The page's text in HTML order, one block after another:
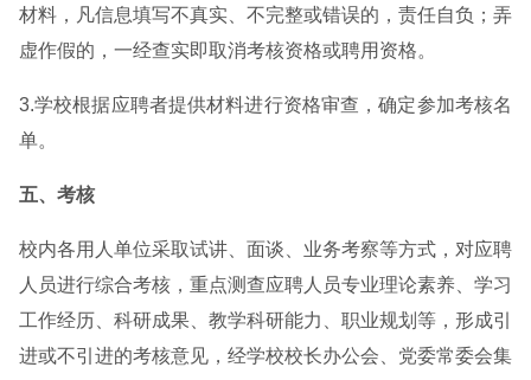
材料，凡信息填写不真实、不完整或错误的，责任自负；弄
虚作假的，一经查实即取消考核资格或聘用资格。
3.学校根据应聘者提供材料进行资格审查，确定参加考核名
单。
五、考核
校内各用人单位采取试讲、面谈、业务考察等方式，对应聘
人员进行综合考核，重点测查应聘人员专业理论素养、学习
工作经历、科研成果、教学科研能力、职业规划等，形成引
进或不引进的考核意见，经学校校长办公会、党委常委会集